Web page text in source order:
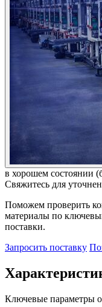
в хорошем состоянии
Свяжитесь для
Поможем проверить
материалы по
поставки.
Запросить поставку
Ключевые параметры